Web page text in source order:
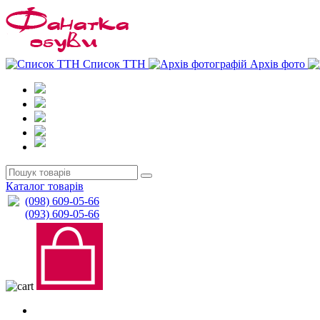
Список ТТН Архів фото
Каталог товарів
(098) 609-05-66
(093) 609-05-66